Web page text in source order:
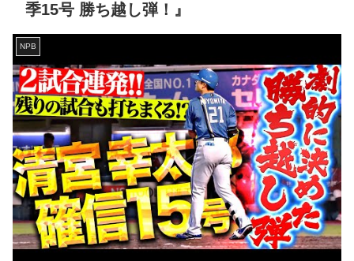
季15号 勝ち越し弾！』
NPB